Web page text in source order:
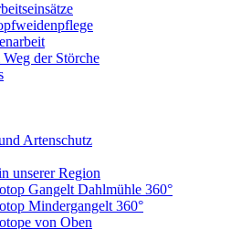
der Störche
Artenschutz
unserer Region
Gangelt Dahlmühle 360°
Mindergangelt 360°
von Oben